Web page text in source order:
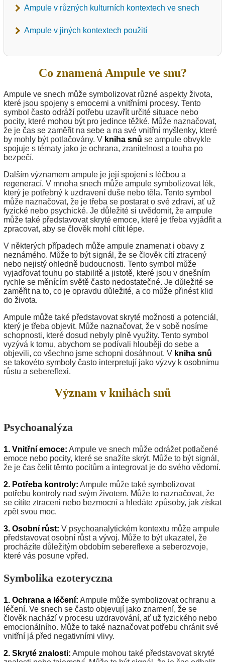
Ampule v různých kulturních kontextech ve snech
Ampule v jiných kontextech použití
Co znamená Ampule ve snu?
Ampule ve snech může symbolizovat různé aspekty života,
které jsou spojeny s emocemi a vnitřními procesy. Tento
symbol často odráží potřebu uzavřít určité situace nebo
pocity, které mohou být pro jedince těžké. Může naznačovat,
že je čas se zaměřit na sebe a na své vnitřní myšlenky, které
by mohly být potlačovány. V kniha snů se ampule obvykle
spojuje s tématy jako je ochrana, zranitelnost a touha po
bezpečí.
Dalším významem ampule je její spojení s léčbou a
regenerací. V mnoha snech může ampule symbolizovat lék,
který je potřebný k uzdravení duše nebo těla. Tento symbol
může naznačovat, že je třeba se postarat o své zdraví, ať už
fyzické nebo psychické. Je důležité si uvědomit, že ampule
může také představovat skryté emoce, které je třeba vyjádřit a
zpracovat, aby se člověk mohl cítit lépe.
V některých případech může ampule znamenat i obavy z
neznámého. Může to být signál, že se člověk cítí ztracený
nebo nejistý ohledně budoucnosti. Tento symbol může
vyjadřovat touhu po stabilitě a jistotě, které jsou v dnešním
rychle se měnícím světě často nedostatečné. Je důležité se
zaměřit na to, co je opravdu důležité, a co může přinést klid
do života.
Ampule může také představovat skryté možnosti a potenciál,
který je třeba objevit. Může naznačovat, že v sobě nosíme
schopnosti, které dosud nebyly plně využity. Tento symbol
vyzývá k tomu, abychom se podívali hlouběji do sebe a
objevili, co všechno jsme schopni dosáhnout. V kniha snů
se takovéto symboly často interpretují jako výzvy k osobnímu
růstu a sebereflexi.
Význam v knihách snů
Psychoanalýza
1. Vnitřní emoce: Ampule ve snech může odrážet potlačené
emoce nebo pocity, které se snažíte skrýt. Může to být signál,
že je čas čelit těmto pocitům a integrovat je do svého vědomí.
2. Potřeba kontroly: Ampule může také symbolizovat
potřebu kontroly nad svým životem. Může to naznačovat, že
se cítíte ztraceni nebo bezmocní a hledáte způsoby, jak získat
zpět svou moc.
3. Osobní růst: V psychoanalytickém kontextu může ampule
představovat osobní růst a vývoj. Může to být ukazatel, že
procházíte důležitým obdobím sebereflexe a seberozvoje,
které vás posune vpřed.
Symbolika ezoteryczna
1. Ochrana a léčení: Ampule může symbolizovat ochranu a
léčení. Ve snech se často objevují jako znamení, že se
člověk nachází v procesu uzdravování, ať už fyzického nebo
emocionálního. Může to také naznačovat potřebu chránit své
vnitřní já před negativními vlivy.
2. Skryté znalosti: Ampule mohou také představovat skryté